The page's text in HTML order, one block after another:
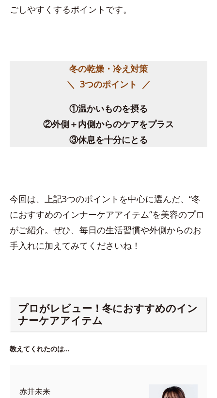
ごしやすくするポイントです。
冬の乾燥・冷え対策
＼ 3つのポイント ／
①温かいものを摂る
②外側＋内側からのケアをプラス
③休息を十分にとる
今回は、上記3つのポイントを中心に選んだ、“冬
におすすめのインナーケアアイテム”を美容のプロ
がご紹介。ぜひ、毎日の生活習慣や外側からのお
手入れに加えてみてくださいね！
プロがレビュー！冬におすすめのイン
ナーケアアイテム
教えてくれたのは…
赤井未来